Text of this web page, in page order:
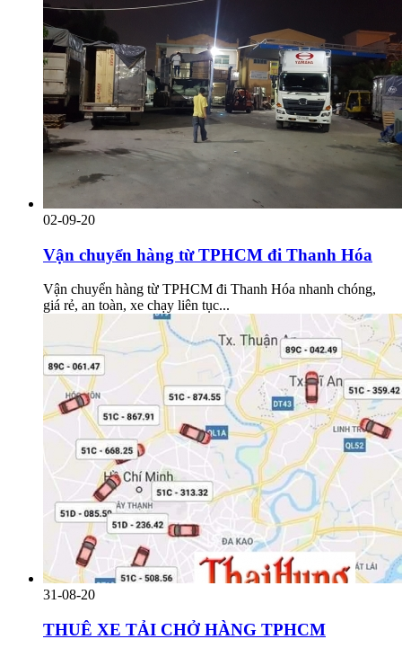
02-09-20
Vận chuyển hàng từ TPHCM đi Thanh Hóa
Vận chuyển hàng từ TPHCM đi Thanh Hóa nhanh chóng,
giá rẻ, an toàn, xe chạy liên tục...
31-08-20
THUÊ XE TẢI CHỞ HÀNG TPHCM